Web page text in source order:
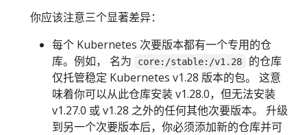
你应该注意三个显著差异：
每个 Kubernetes 次要版本都有一个专用的仓
库。例如， 名为
core:/stable:/v1.28
的仓库
仅托管稳定 Kubernetes v1.28 版本的包。 这意
味着你可以从此仓库安装 v1.28.0，但无法安装
v1.27.0 或 v1.28 之外的任何其他次要版本。 升级
到另一个次要版本后，你必须添加新的仓库并可